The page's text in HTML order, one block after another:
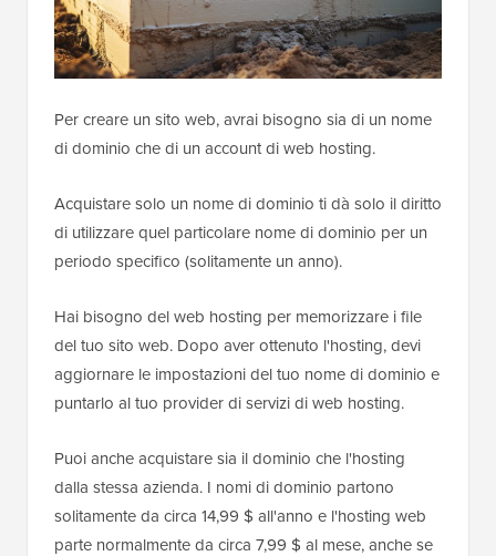
Per creare un sito web, avrai bisogno sia di un nome
di dominio che di un account di web hosting.
Acquistare solo un nome di dominio ti dà solo il diritto
di utilizzare quel particolare nome di dominio per un
periodo specifico (solitamente un anno).
Hai bisogno del web hosting per memorizzare i file
del tuo sito web. Dopo aver ottenuto l'hosting, devi
aggiornare le impostazioni del tuo nome di dominio e
puntarlo al tuo provider di servizi di web hosting.
Puoi anche acquistare sia il dominio che l'hosting
dalla stessa azienda. I nomi di dominio partono
solitamente da circa 14,99 $ all'anno e l'hosting web
parte normalmente da circa 7,99 $ al mese, anche se